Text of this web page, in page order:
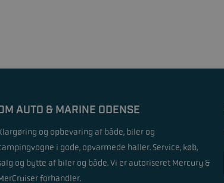
AUTO & MARINE ODENSE
og opbevaring af både, biler og
i gode, opvarmede haller. Service, køb,
og bytte af biler og både. Vi er autoriseret Mercury &
forhandler.